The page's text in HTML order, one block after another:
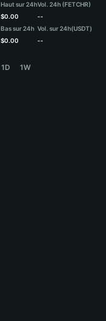
Haut sur 24h
$0.00
Bas sur 24h
$0.00
Vol. 24h (FETCHR)
--
Vol. sur 24h(USDT)
--
1D 1W